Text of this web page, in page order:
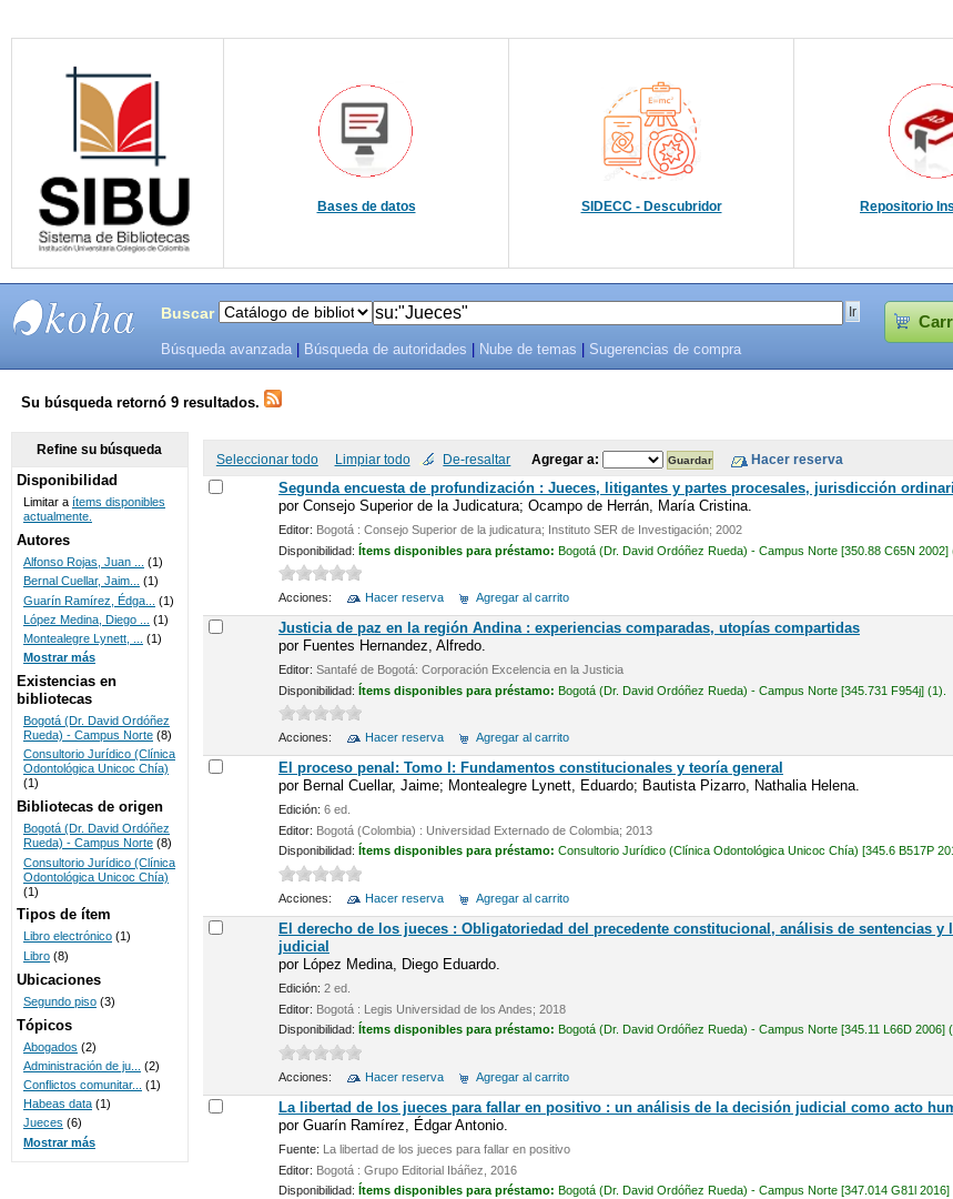
Bases de datos SIDECC - Descubridor Repositorio
SISTEMAS
DE
BIBLIOTECAS
UNICOC
Buscar
Búsqueda avanzada Búsqueda de autoridades Nube de temas Sugerencias de compra
Su búsqueda retornó 9 resultados.
Seleccionar todo Limpiar todo De-resaltar Agregar a:
Segunda encuesta de profundización : Jueces, litigantes y partes procesales, jurisdicción
por Consejo Superior de la Judicatura; Ocampo de Herrán, María Cristina.
Editor: Bogotá : Consejo Superior de la judicatura; Instituto SER de Investigación; 2002
Disponibilidad: Ítems disponibles para préstamo: Bogotá (Dr. David Ordóñez Rueda) - Campus Norte [350.88 C65N 2002]
Acciones: Hacer reserva Agregar al carrito
Justicia de paz en la región Andina : experiencias comparadas, utopías compartidas
por Fuentes Hernandez, Alfredo.
Editor: Santafé de Bogotá: Corporación Excelencia en la Justicia
Disponibilidad: Ítems disponibles para préstamo: Bogotá (Dr. David Ordóñez Rueda) - Campus Norte [345.731 F954j] (1).
Acciones: Hacer reserva Agregar al carrito
El proceso penal: Tomo I: Fundamentos constitucionales y teoría general
por Bernal Cuellar, Jaime; Montealegre Lynett, Eduardo; Bautista Pizarro, Nathalia Helena.
Edición: 6 ed.
Editor: Bogotá (Colombia) : Universidad Externado de Colombia; 2013
Disponibilidad: Ítems disponibles para préstamo: Consultorio Jurídico (Clínica Odontológica Unicoc Chía) [345.6 B517P
Acciones: Hacer reserva Agregar al carrito
El derecho de los jueces : Obligatoriedad del precedente constitucional, análisis de sentencias
judicial
por López Medina, Diego Eduardo.
Edición: 2 ed.
Editor: Bogotá : Legis Universidad de los Andes; 2018
Disponibilidad: Ítems disponibles para préstamo: Bogotá (Dr. David Ordóñez Rueda) - Campus Norte [345.11 L66D 2006]
Acciones: Hacer reserva Agregar al carrito
La libertad de los jueces para fallar en positivo : un análisis de la decisión judicial como acto
por Guarín Ramírez, Édgar Antonio.
Fuente:
La libertad de los jueces para fallar en positivo
Editor: Bogotá : Grupo Editorial Ibáñez, 2016
Disponibilidad: Ítems disponibles para préstamo: Bogotá (Dr. David Ordóñez Rueda) - Campus Norte [347.014 G81l 2016]
Refine su búsqueda
Disponibilidad
Limitar a ítems disponibles
actualmente.
Autores
Alfonso Rojas, Juan ...
(1)
Bernal Cuellar, Jaim... (1)
Guarín Ramírez, Édga...
(1)
López Medina, Diego ...
(1)
Montealegre Lynett, ...
(1)
Mostrar más
Existencias en
bibliotecas
Bogotá (Dr. David Ordóñez
Rueda) - Campus Norte (8)
Consultorio Jurídico (Clínica
Odontológica Unicoc Chía)
(1)
Bibliotecas de origen
Bogotá (Dr. David Ordóñez
Rueda) - Campus Norte (8)
Consultorio Jurídico (Clínica
Odontológica Unicoc Chía)
(1)
Tipos de ítem
Libro electrónico (1)
Libro (8)
Ubicaciones
Segundo piso (3)
Tópicos
Abogados (2)
Administración de ju...
(2)
Conflictos comunitar...
(1)
Habeas data (1)
Jueces (6)
Mostrar más